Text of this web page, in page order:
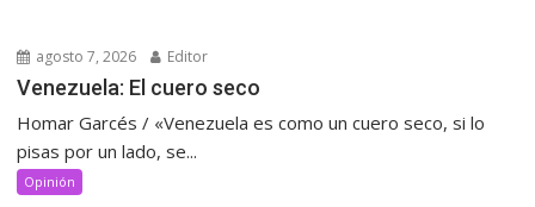
agosto 7, 2026 Editor
Venezuela: El cuero seco
Homar Garcés / «Venezuela es como un cuero seco, si lo
pisas por un lado, se...
Opinión